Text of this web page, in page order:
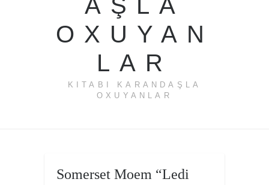
KITABI KARANDAŞLA
OXUYANLAR
Somerset Moem “Ledi